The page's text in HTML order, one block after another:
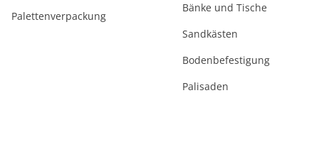
Palettenverpackung
Bänke und Tische
Sandkästen
Bodenbefestigung
Palisaden